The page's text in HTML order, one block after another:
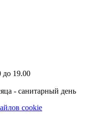
до 19.00
- санитарный день
cookie